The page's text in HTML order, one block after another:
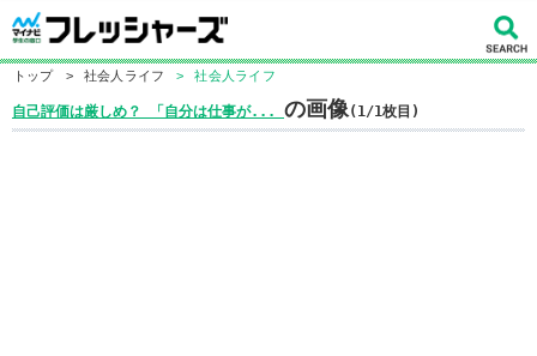
トップ > 社会人ライフ > 社会人ライフ
自己評価は厳しめ？ 「自分は仕事が... の画像(1/1枚目)